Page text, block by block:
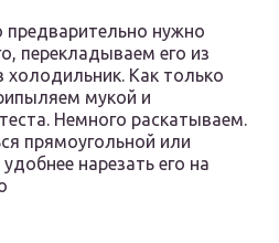
предварительно нужно
перекладываем его из
Как только
мукой и
Немного раскатываем.
прямоугольной или
нарезать его на